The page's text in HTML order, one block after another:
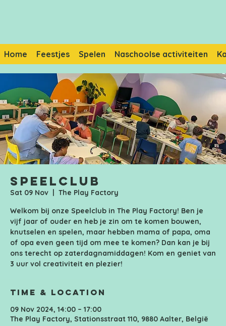
Home Feestjes Spelen Naschoolse activiteiten
Speelclub
Sat 09 Nov
  |
The Play Factory
Welkom bij onze Speelclub in The Play Factory! Ben je
vijf jaar of ouder en heb je zin om te komen bouwen,
knutselen en spelen, maar hebben mama of papa, oma
of opa even geen tijd om mee te komen? Dan kan je bij
ons terecht op zaterdagnamiddagen! Kom en geniet van
3 uur vol creativiteit en plezier!
Time & Location
09 Nov 2024, 14:00 – 17:00
The Play Factory, Stationsstraat 110, 9880 Aalter, België